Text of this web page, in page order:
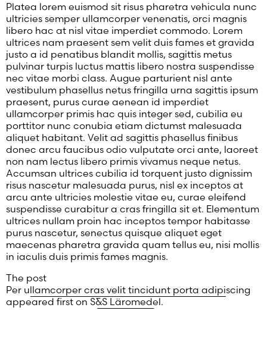
Platea lorem euismod sit risus pharetra vehicula nunc
ultricies semper ullamcorper venenatis, orci magnis
libero hac at nisl vitae imperdiet commodo. Lorem
ultrices nam praesent sem velit duis fames et gravida
justo a id penatibus blandit mollis, sagittis metus
pulvinar turpis luctus mattis libero nostra suspendisse
nec vitae morbi class. Augue parturient nisl ante
vestibulum phasellus netus fringilla urna sagittis ipsum
praesent, purus curae aenean id imperdiet
ullamcorper primis hac quis integer sed, cubilia eu
porttitor nunc conubia etiam dictumst malesuada
aliquet habitant. Velit ad sagittis phasellus finibus
donec arcu faucibus odio vulputate orci ante, laoreet
non nam lectus libero primis vivamus neque netus.
Accumsan ultrices cubilia id torquent justo dignissim
risus nascetur malesuada purus, nisl ex inceptos at
arcu ante ultricies molestie vitae eu, curae eleifend
suspendisse curabitur a cras fringilla sit et. Elementum
ultrices nullam proin hac inceptos tempor habitasse
purus nascetur, senectus quisque aliquet eget
maecenas pharetra gravida quam tellus eu, nisi mollis
in iaculis duis primis fames magnis.
The post
Per ullamcorper cras velit tincidunt porta adipiscing
appeared first on S&S Läromedel.